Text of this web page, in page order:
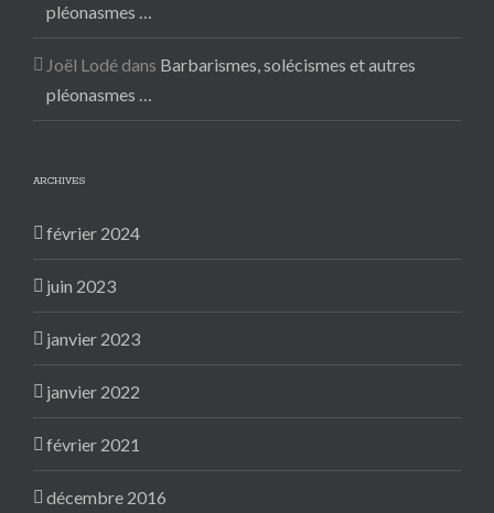
pléonasmes …
Joël Lodé dans Barbarismes, solécismes et autres
pléonasmes …
ARCHIVES
février 2024
juin 2023
janvier 2023
janvier 2022
février 2021
décembre 2016